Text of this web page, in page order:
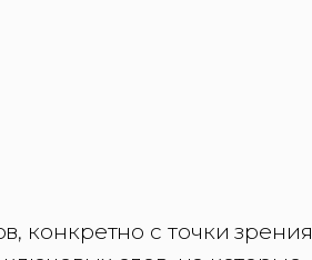
конкретно с точки зрения